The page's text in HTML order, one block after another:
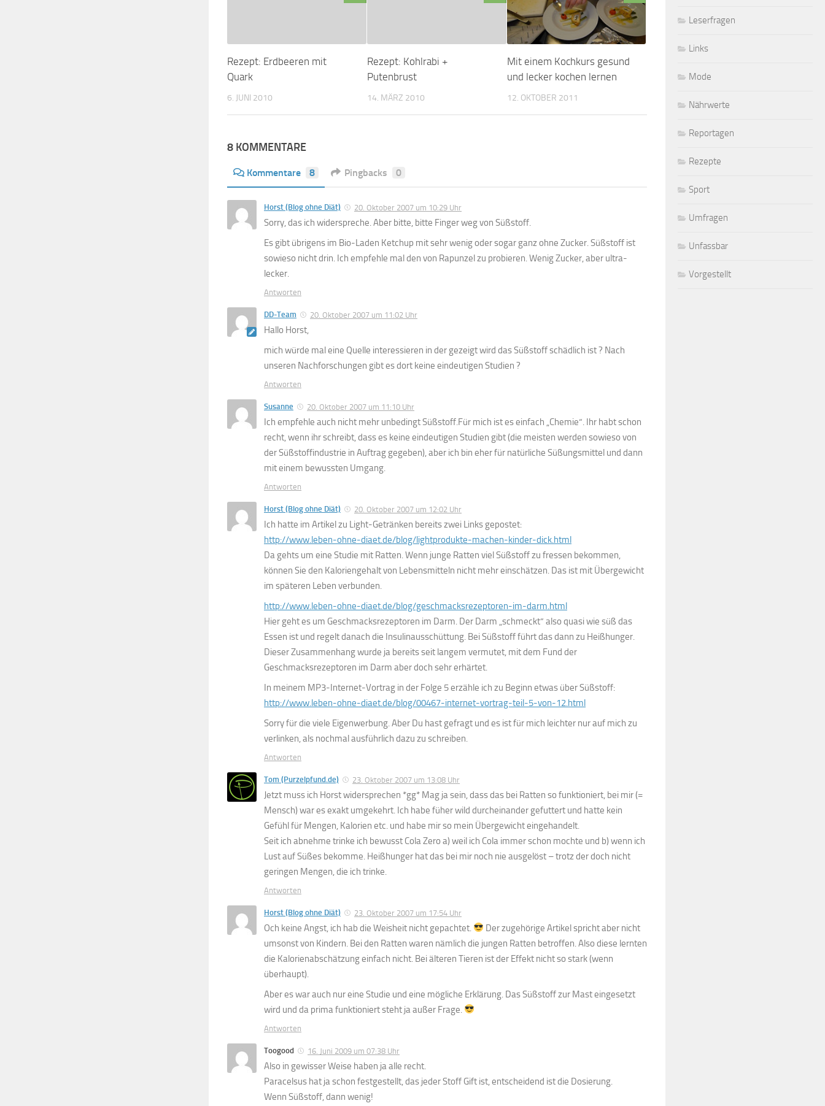
Rezept: Erdbeeren mit
Quark
6. JUNI 2010
Rezept: Kohlrabi +
Putenbrust
14. MÄRZ 2010
Mit einem Kochkurs gesund
und lecker kochen lernen
12. OKTOBER 2011
8 KOMMENTARE
Kommentare 8 Pingbacks 0
Horst (Blog ohne Diät) 20. Oktober 2007 um 10:29 Uhr
Sorry, das ich widerspreche. Aber bitte, bitte Finger weg von Süßstoff.
Es gibt übrigens im Bio-Laden Ketchup mit sehr wenig oder sogar ganz ohne Zucker. Süßstoff ist
sowieso nicht drin. Ich empfehle mal den von Rapunzel zu probieren. Wenig Zucker, aber ultra-
lecker.
Antworten
DD-Team 20. Oktober 2007 um 11:02 Uhr
Hallo Horst,
mich würde mal eine Quelle interessieren in der gezeigt wird das Süßstoff schädlich ist ? Nach
unseren Nachforschungen gibt es dort keine eindeutigen Studien ?
Antworten
Susanne 20. Oktober 2007 um 11:10 Uhr
Ich empfehle auch nicht mehr unbedingt Süßstoff.Für mich ist es einfach „Chemie“. Ihr habt schon
recht, wenn ihr schreibt, dass es keine eindeutigen Studien gibt (die meisten werden sowieso von
der Süßstoffindustrie in Auftrag gegeben), aber ich bin eher für natürliche Süßungsmittel und dann
mit einem bewussten Umgang.
Antworten
Horst (Blog ohne Diät) 20. Oktober 2007 um 12:02 Uhr
Ich hatte im Artikel zu Light-Getränken bereits zwei Links gepostet:
http://www.leben-ohne-diaet.de/blog/lightprodukte-machen-kinder-dick.html
Da gehts um eine Studie mit Ratten. Wenn junge Ratten viel Süßstoff zu fressen bekommen,
können Sie den Kaloriengehalt von Lebensmitteln nicht mehr einschätzen. Das ist mit Übergewicht
im späteren Leben verbunden.
http://www.leben-ohne-diaet.de/blog/geschmacksrezeptoren-im-darm.html
Hier geht es um Geschmacksrezeptoren im Darm. Der Darm „schmeckt“ also quasi wie süß das
Essen ist und regelt danach die Insulinausschüttung. Bei Süßstoff führt das dann zu Heißhunger.
Dieser Zusammenhang wurde ja bereits seit langem vermutet, mit dem Fund der
Geschmacksrezeptoren im Darm aber doch sehr erhärtet.
In meinem MP3-Internet-Vortrag in der Folge 5 erzähle ich zu Beginn etwas über Süßstoff:
http://www.leben-ohne-diaet.de/blog/00467-internet-vortrag-teil-5-von-12.html
Sorry für die viele Eigenwerbung. Aber Du hast gefragt und es ist für mich leichter nur auf mich zu
verlinken, als nochmal ausführlich dazu zu schreiben.
Antworten
Tom (Purzelpfund.de) 23. Oktober 2007 um 13:08 Uhr
Jetzt muss ich Horst widersprechen *gg* Mag ja sein, dass das bei Ratten so funktioniert, bei mir (=
Mensch) war es exakt umgekehrt. Ich habe füher wild durcheinander gefuttert und hatte kein
Gefühl für Mengen, Kalorien etc. und habe mir so mein Übergewicht eingehandelt.
Seit ich abnehme trinke ich bewusst Cola Zero a) weil ich Cola immer schon mochte und b) wenn ich
Lust auf Süßes bekomme. Heißhunger hat das bei mir noch nie ausgelöst – trotz der doch nicht
geringen Mengen, die ich trinke.
Antworten
Horst (Blog ohne Diät) 23. Oktober 2007 um 17:54 Uhr
Och keine Angst, ich hab die Weisheit nicht gepachtet.
Der zugehörige Artikel spricht aber nicht
umsonst von Kindern. Bei den Ratten waren nämlich die jungen Ratten betroffen. Also diese lernten
die Kalorienabschätzung einfach nicht. Bei älteren Tieren ist der Effekt nicht so stark (wenn
überhaupt).
Aber es war auch nur eine Studie und eine mögliche Erklärung. Das Süßstoff zur Mast eingesetzt
wird und da prima funktioniert steht ja außer Frage.
Antworten
Toogood 16. Juni 2009 um 07:38 Uhr
Also in gewisser Weise haben ja alle recht.
Paracelsus hat ja schon festgestellt, das jeder Stoff Gift ist, entscheidend ist die Dosierung.
Wenn Süßstoff, dann wenig!
Leserfragen
Links
Mode
Nährwerte
Reportagen
Rezepte
Sport
Umfragen
Unfassbar
Vorgestellt